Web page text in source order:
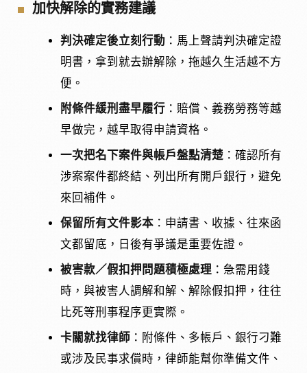
加快解除的實務建議
判決確定後立刻行動 ：馬上聲請判決確定證
明書，拿到就去辦解除，拖越久生活越不方
便。
附條件緩刑盡早履行 ：賠償、義務勞務等越
早做完，越早取得申請資格。
一次把名下案件與帳戶盤點清楚 ：確認所有
涉案案件都終結、列出所有開戶銀行，避免
來回補件。
保留所有文件影本 ：申請書、收據、往來函
文都留底，日後有爭議是重要佐證。
被害款／假扣押問題積極處理 ：急需用錢
時，與被害人調解和解、解除假扣押，往往
比死等刑事程序更實際。
卡關就找律師 ：附條件、多帳戶、銀行刁難
或涉及民事求償時，律師能幫你準備文件、